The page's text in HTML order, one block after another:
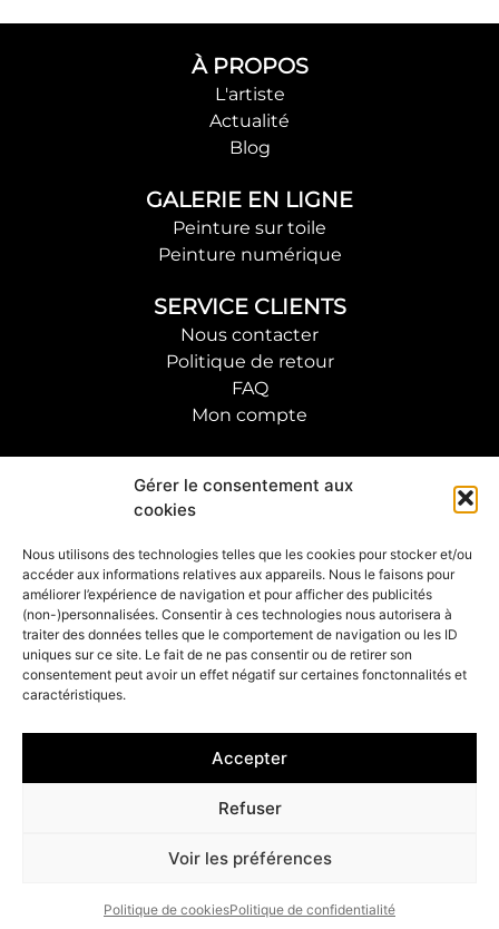
Gérer le consentement aux
cookies
Nous utilisons des technologies telles que les cookies pour stocker et/ou
accéder aux informations relatives aux appareils. Nous le faisons pour
améliorer l’expérience de navigation et pour afficher des publicités
(non-)personnalisées. Consentir à ces technologies nous autorisera à
traiter des données telles que le comportement de navigation ou les ID
uniques sur ce site. Le fait de ne pas consentir ou de retirer son
consentement peut avoir un effet négatif sur certaines fonctonnalités et
caractéristiques.
Accepter
Refuser
Voir les préférences
Politique de cookiesPolitique de confidentialité
À PROPOS
L'artiste
Actualité
Blog
GALERIE EN LIGNE
Peinture sur toile
Peinture numérique
SERVICE CLIENTS
Nous contacter
Politique de retour
FAQ
Mon compte
SUIVRE L'ARTISTE
S'INSCRIRE À LA NEWSLETTERS
OK
© 2023 Laetitia Nemery |Gestion des cookies–
Mentions légales